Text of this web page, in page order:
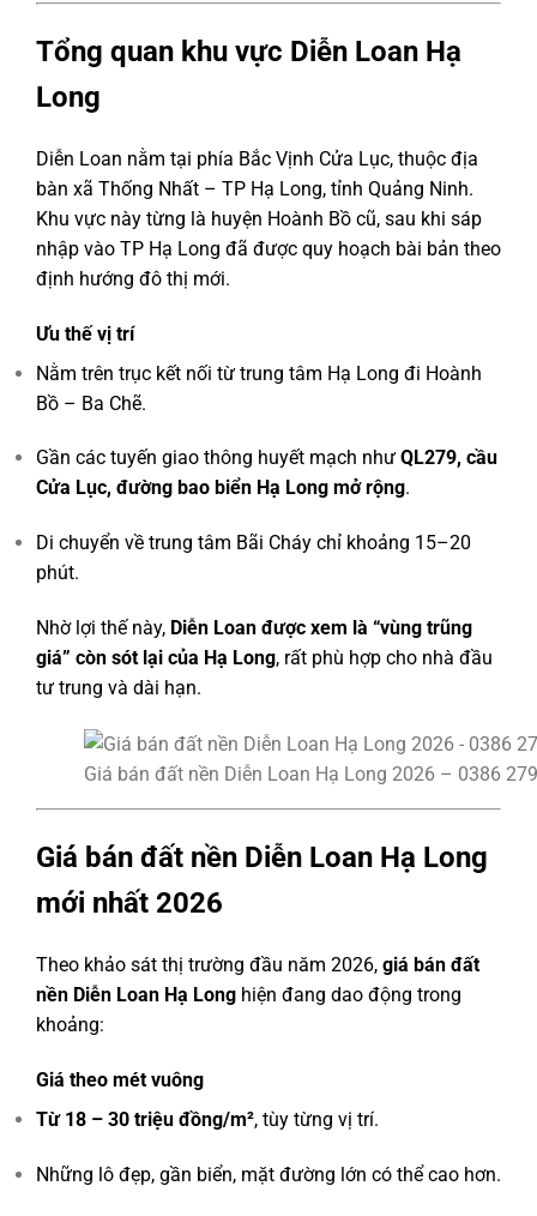
Tổng quan khu vực Diễn Loan Hạ
Long
Diễn Loan nằm tại phía Bắc Vịnh Cửa Lục, thuộc địa
bàn xã Thống Nhất – TP Hạ Long, tỉnh Quảng Ninh.
Khu vực này từng là huyện Hoành Bồ cũ, sau khi sáp
nhập vào TP Hạ Long đã được quy hoạch bài bản theo
định hướng đô thị mới.
Ưu thế vị trí
Nằm trên trục kết nối từ trung tâm Hạ Long đi Hoành
Bồ – Ba Chẽ.
Gần các tuyến giao thông huyết mạch như QL279, cầu
Cửa Lục, đường bao biển Hạ Long mở rộng.
Di chuyển về trung tâm Bãi Cháy chỉ khoảng 15–20
phút.
Nhờ lợi thế này, Diễn Loan được xem là “vùng trũng
giá” còn sót lại của Hạ Long, rất phù hợp cho nhà đầu
tư trung và dài hạn.
Giá bán đất nền Diễn Loan Hạ Long 2026 – 0386
Giá bán đất nền Diễn Loan Hạ Long
mới nhất 2026
Theo khảo sát thị trường đầu năm 2026, giá bán đất
nền Diễn Loan Hạ Long hiện đang dao động trong
khoảng:
Giá theo mét vuông
Từ 18 – 30 triệu đồng/m², tùy từng vị trí.
Những lô đẹp, gần biển, mặt đường lớn có thể cao hơn.